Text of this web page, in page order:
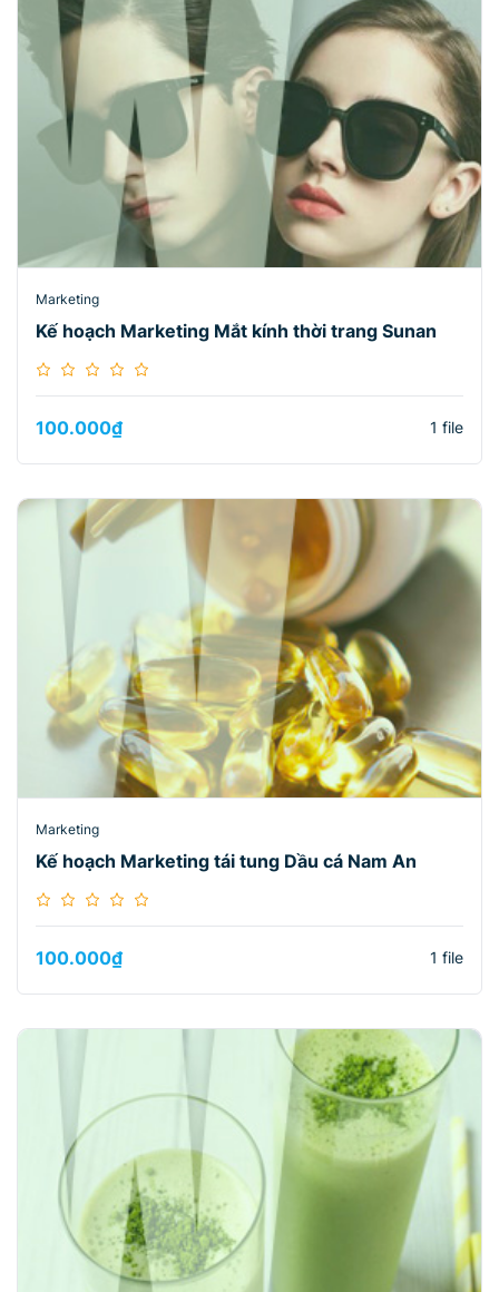
Marketing
Kế hoạch Marketing Mắt kính thời trang Sunan
100.000₫ 1 file
Marketing
Kế hoạch Marketing tái tung Dầu cá Nam An
100.000₫ 1 file